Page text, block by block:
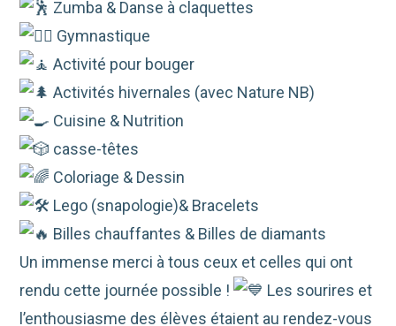
Zumba & Danse à claquettes
Gymnastique
Activité pour bouger
Activités hivernales (avec Nature NB)
Cuisine & Nutrition
casse-têtes
Coloriage & Dessin
Lego (snapologie)& Bracelets
Billes chauffantes & Billes de diamants
Un immense merci à tous ceux et celles qui ont
rendu cette journée possible !
Les sourires et
l’enthousiasme des élèves étaient au rendez-vous